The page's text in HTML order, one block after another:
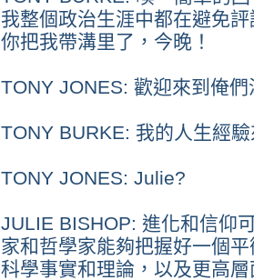
我整個政治生涯中都在避免
你把我帶溝里了，今晚！
TONY JONES: 歡迎來到俺們
TONY BURKE: 我的人生經
TONY JONES: Julie?
JULIE BISHOP: 進化和信仰
家和哲學家能夠把握好一個
科學事實和理論，以及更高